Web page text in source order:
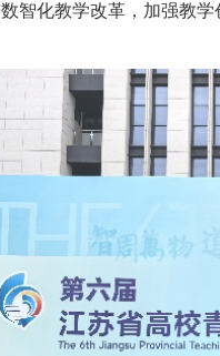
智化教学改革，加强教